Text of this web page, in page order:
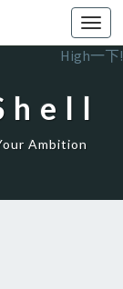
High一下!
Ambition